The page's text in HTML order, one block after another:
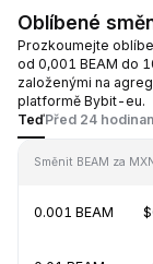
Oblíbené
Prozkoumejte
od 0,001 BEAM do
založenými na
platformě Bybit-eu.
TeďPřed 24
Směnit BEAM za
0.001 BEAM